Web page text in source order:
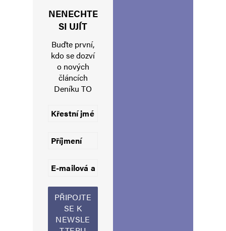
Uložit do prohlížeče jméno, e-mail a webovou stránku pro budoucí
Informujte mě o nových komentářích e-mailem.
Alternative:
NENECHTE
SI UJÍT
Buďte první,
kdo se dozví
o nových
článcích
Deníku TO